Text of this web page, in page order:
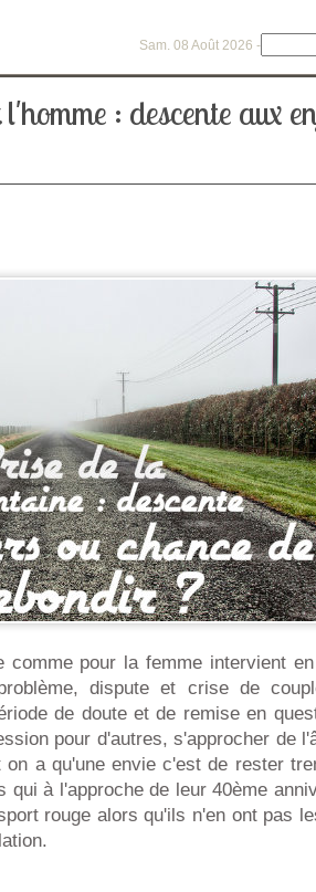
Sam. 08 Août 2026 -
: descente aux
comme pour la femme intervient
dispute et crise de
de doute et de remise en
pour d'autres, s'approcher de
a qu'une envie c'est de rester
à l'approche de leur 40ème
rouge alors qu'ils n'en ont pas